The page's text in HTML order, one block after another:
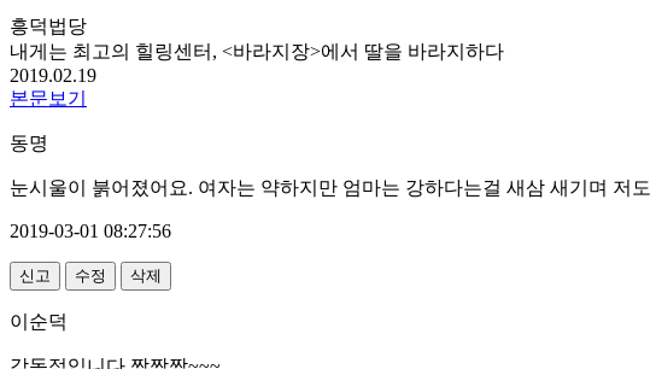
흥덕법당
내게는 최고의 힐링센터, <바라지장>에서 딸을 바라지하다
2019.02.19
본문보기
동명
눈시울이 붉어졌어요. 여자는 약하지만 엄마는 강하다는걸 새삼 새기며 저
2019-03-01 08:27:56
신고 수정 삭제
이순덕